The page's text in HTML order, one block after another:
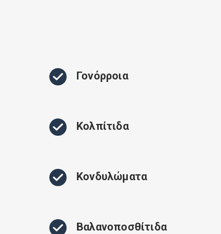
Γονόρροια
Κολπίτιδα
Κονδυλώματα
Βαλανοποσθίτιδα